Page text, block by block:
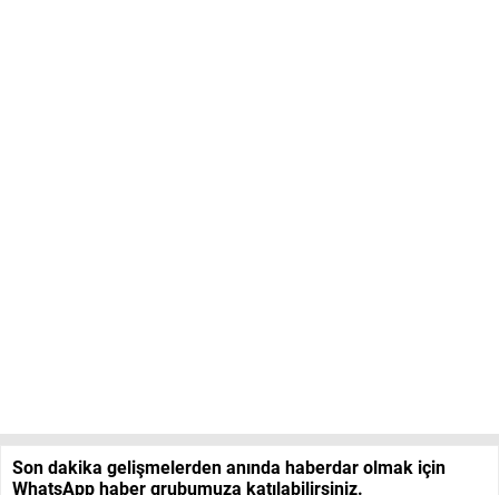
Son dakika gelişmelerden anında haberdar olmak için
WhatsApp haber grubumuza katılabilirsiniz.